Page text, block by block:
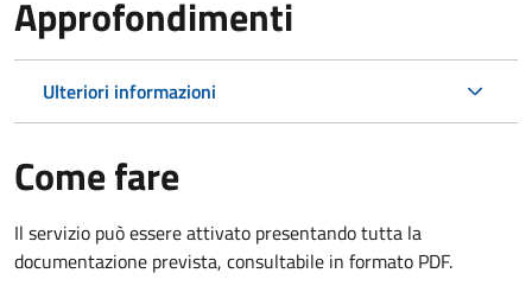
Approfondimenti
Ulteriori informazioni
Come fare
Il servizio può essere attivato presentando tutta la
documentazione prevista, consultabile in formato PDF.